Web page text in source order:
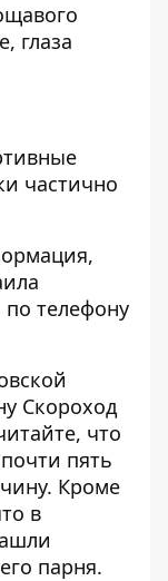
глаза
частично
телефону
Скороход
что
почти пять
. Кроме
в
парня.